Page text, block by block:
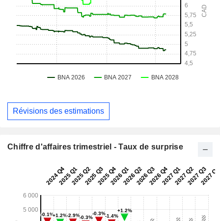
Révisions des estimations
Chiffre d'affaires trimestriel - Taux de surprise